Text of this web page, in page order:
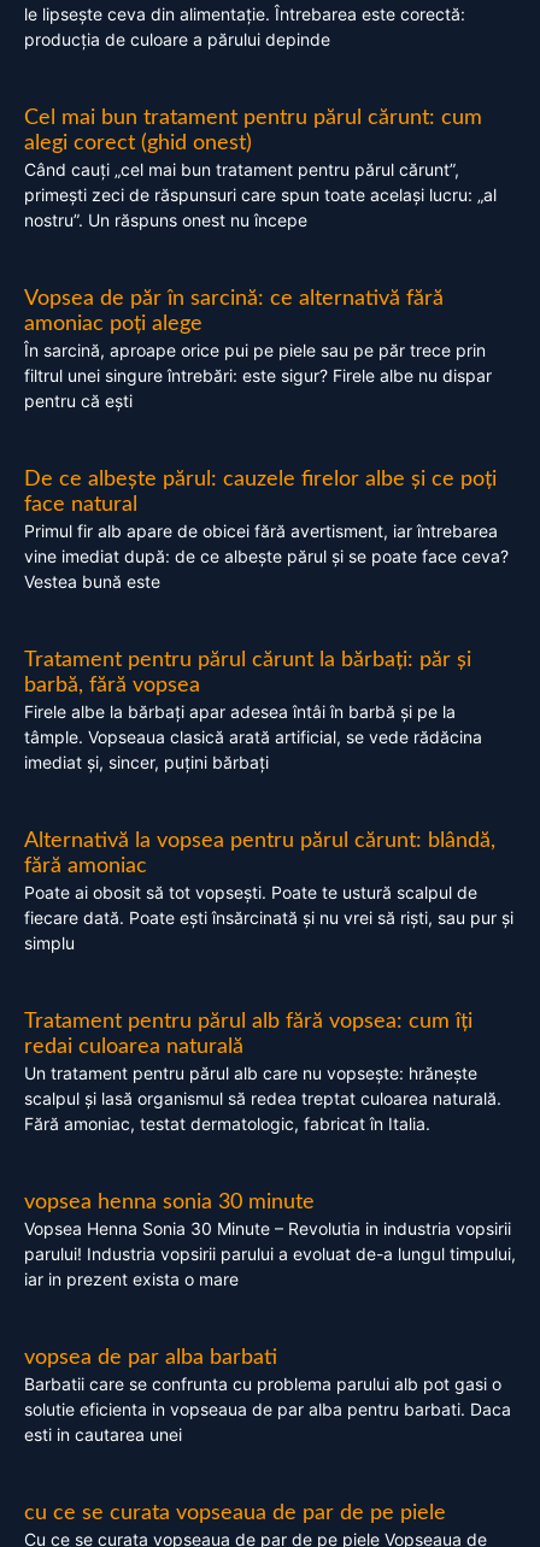
le lipsește ceva din alimentație. Întrebarea este corectă:
producția de culoare a părului depinde
Cel mai bun tratament pentru părul cărunt: cum
alegi corect (ghid onest)
Când cauți „cel mai bun tratament pentru părul cărunt”,
primești zeci de răspunsuri care spun toate același lucru: „al
nostru”. Un răspuns onest nu începe
Vopsea de păr în sarcină: ce alternativă fără
amoniac poți alege
În sarcină, aproape orice pui pe piele sau pe păr trece prin
filtrul unei singure întrebări: este sigur? Firele albe nu dispar
pentru că ești
De ce albește părul: cauzele firelor albe și ce poți
face natural
Primul fir alb apare de obicei fără avertisment, iar întrebarea
vine imediat după: de ce albește părul și se poate face ceva?
Vestea bună este
Tratament pentru părul cărunt la bărbați: păr și
barbă, fără vopsea
Firele albe la bărbați apar adesea întâi în barbă și pe la
tâmple. Vopseaua clasică arată artificial, se vede rădăcina
imediat și, sincer, puțini bărbați
Alternativă la vopsea pentru părul cărunt: blândă,
fără amoniac
Poate ai obosit să tot vopsești. Poate te ustură scalpul de
fiecare dată. Poate ești însărcinată și nu vrei să riști, sau pur și
simplu
Tratament pentru părul alb fără vopsea: cum îți
redai culoarea naturală
Un tratament pentru părul alb care nu vopsește: hrănește
scalpul și lasă organismul să redea treptat culoarea naturală.
Fără amoniac, testat dermatologic, fabricat în Italia.
vopsea henna sonia 30 minute
Vopsea Henna Sonia 30 Minute – Revolutia in industria vopsirii
parului! Industria vopsirii parului a evoluat de-a lungul timpului,
iar in prezent exista o mare
vopsea de par alba barbati
Barbatii care se confrunta cu problema parului alb pot gasi o
solutie eficienta in vopseaua de par alba pentru barbati. Daca
esti in cautarea unei
cu ce se curata vopseaua de par de pe piele
Cu ce se curata vopseaua de par de pe piele Vopseaua de